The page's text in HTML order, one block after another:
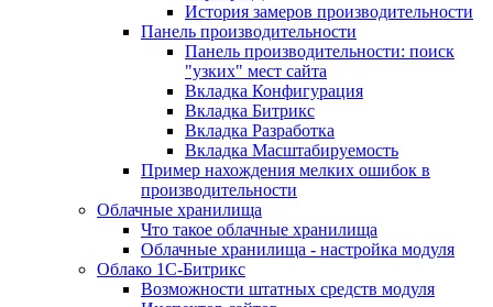
История замеров производительности
Панель производительности
Панель производительности: поиск
"узких" мест сайта
Вкладка Конфигурация
Вкладка Битрикс
Вкладка Разработка
Вкладка Масштабируемость
Пример нахождения мелких ошибок в
производительности
Облачные хранилища
Что такое облачные хранилища
Облачные хранилища - настройка модуля
Облако 1С-Битрикс
Возможности штатных средств модуля